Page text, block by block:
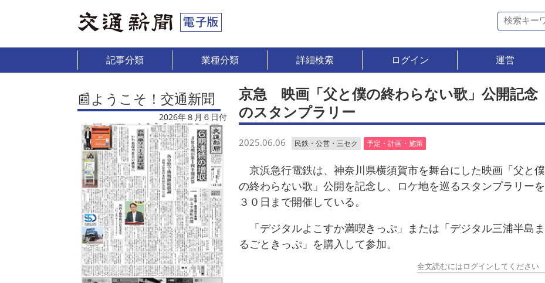
記事分類 業種分類 詳細検索 ログイン 運営
📰ようこそ！交通新聞
2026年８月６日付
京急 映画「父と僕の終わらない歌」公開記念
のスタンプラリー
2025.06.06 民鉄・公営・三セク 予定・計画・施策
京浜急行電鉄は、神奈川県横須賀市を舞台にした映画「父と僕
の終わらない歌」公開を記念し、ロケ地を巡るスタンプラリーを
３０日まで開催している。
「デジタルよこすか満喫きっぷ」または「デジタル三浦半島ま
るごときっぷ」を購入して参加。
全文読むにはログインしてください